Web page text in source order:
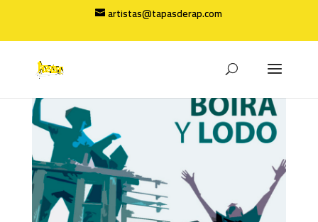
artistas@tapasderap.com